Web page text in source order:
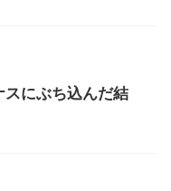
にぶち込んだ結